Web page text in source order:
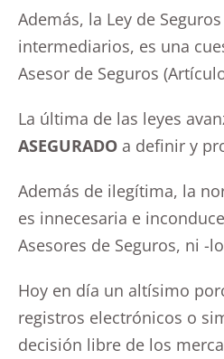
Además, la Ley de
intermediarios, es una
Asesor de Seguros
La última de las leyes
ASEGURADO a definir y
Además de ilegítima, la
es innecesaria e
Asesores de Seguros, ni -
Hoy en día un altísimo
registros electrónicos o
decisión libre de los